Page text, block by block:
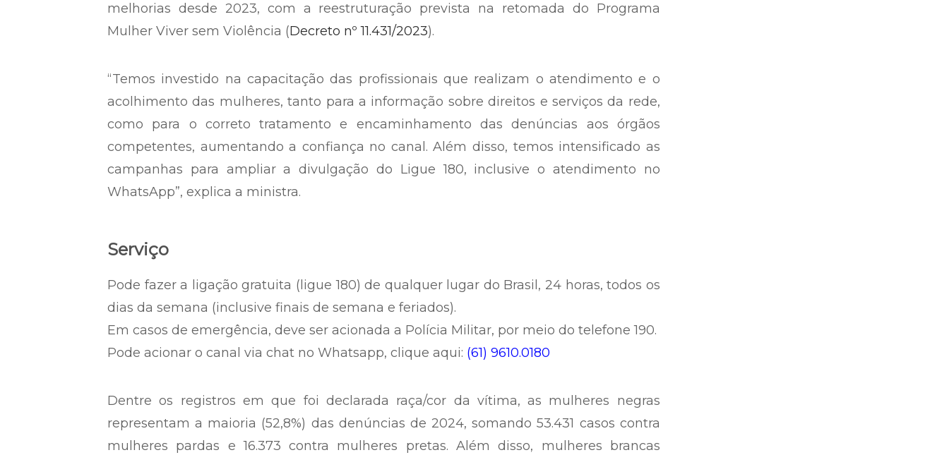
melhorias desde 2023, com a reestruturação prevista na retomada do Programa
Mulher Viver sem Violência (Decreto nº 11.431/2023).
“Temos investido na capacitação das profissionais que realizam o atendimento e o
acolhimento das mulheres, tanto para a informação sobre direitos e serviços da rede,
como para o correto tratamento e encaminhamento das denúncias aos órgãos
competentes, aumentando a confiança no canal. Além disso, temos intensificado as
campanhas para ampliar a divulgação do Ligue 180, inclusive o atendimento no
WhatsApp”, explica a ministra.
Serviço
Pode fazer a ligação gratuita (ligue 180) de qualquer lugar do Brasil, 24 horas, todos os
dias da semana (inclusive finais de semana e feriados).
Em casos de emergência, deve ser acionada a Polícia Militar, por meio do telefone 190.
Pode acionar o canal via chat no Whatsapp, clique aqui: (61) 9610.0180
Dentre os registros em que foi declarada raça/cor da vítima, as mulheres negras
representam a maioria (52,8%) das denúncias de 2024, somando 53.431 casos contra
mulheres pardas e 16.373 contra mulheres pretas. Além disso, mulheres brancas